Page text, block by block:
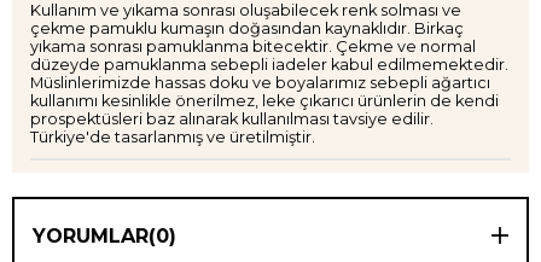
Kullanım ve yıkama sonrası oluşabilecek renk solması ve
çekme pamuklu kumaşın doğasından kaynaklıdır. Birkaç
yıkama sonrası pamuklanma bitecektir. Çekme ve normal
düzeyde pamuklanma sebepli iadeler kabul edilmemektedir.
Müslinlerimizde hassas doku ve boyalarımız sebepli ağartıcı
kullanımı kesinlikle önerilmez, leke çıkarıcı ürünlerin de kendi
prospektüsleri baz alınarak kullanılması tavsiye edilir.
Türkiye'de tasarlanmış ve üretilmiştir.
YORUMLAR(0)